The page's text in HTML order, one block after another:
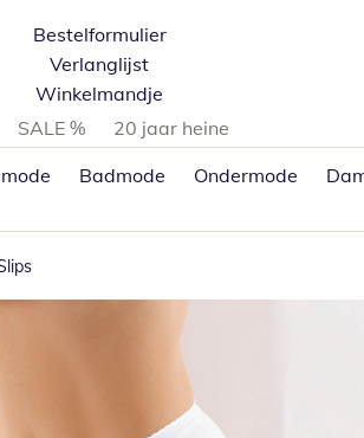
Bestelformulier
Verlanglijst
Winkelmandje
overslaan
SALE %
20 jaar heine
Badmode Ondermode